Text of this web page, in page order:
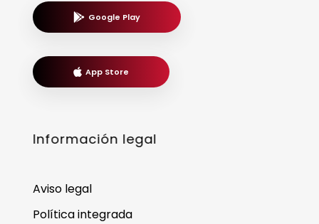
Google Play
App Store
Información legal
Aviso legal
Política integrada